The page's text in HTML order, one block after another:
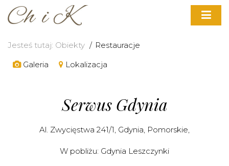
Jesteś tutaj: Obiekty
Restauracje
Galeria
Lokalizacja
Serwus Gdynia
Al. Zwycięstwa 241/1, Gdynia, Pomorskie,
W pobliżu: Gdynia Leszczynki